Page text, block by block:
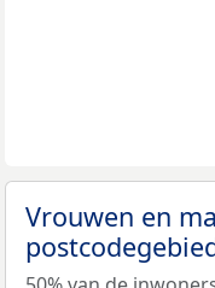
Vrouwen en